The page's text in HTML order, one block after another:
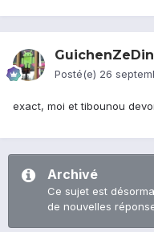
Posté(e) 26
exact, moi et tibounou
Archivé
Ce sujet est
de nouvelles